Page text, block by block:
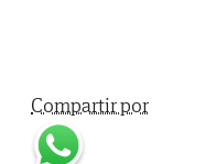
Compartir por